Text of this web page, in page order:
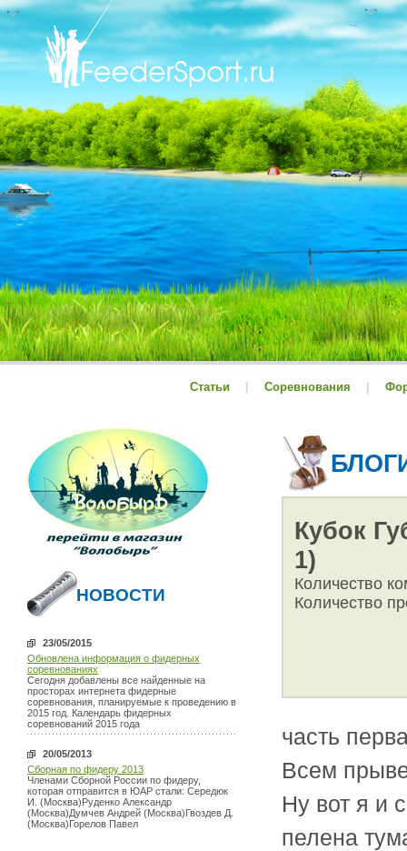
Статьи Соревнования
НОВОСТИ
23/05/2015
Обновлена информация о фидерных
соревнованиях
Сегодня добавлены все найденные на
просторах интернета фидерные
соревнования, планируемые к проведению в
2015 год. Календарь фидерных
соревнований 2015 года
20/05/2013
Сборная по фидеру 2013
Членами Сборной России по фидеру,
которая отправится в ЮАР стали: Середюк
И. (Москва)Руденко Александр
(Москва)Думчев Андрей (Москва)Гвоздев Д.
(Москва)Горелов Павел
Кубок
1)
Количество
Количество
часть
Всем
Ну вот я и
пелена